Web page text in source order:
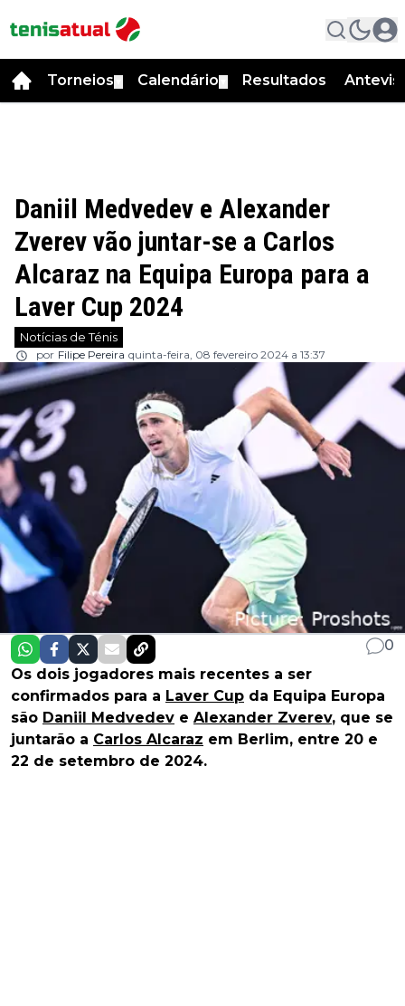
Torneios Calendário Resultados
Daniil Medvedev e Alexander
Zverev vão juntar-se a Carlos
Alcaraz na Equipa Europa para a
Laver Cup 2024
Notícias de Ténis
por Filipe Pereira quinta-feira, 08 fevereiro 2024 a 13:37
0
Os dois jogadores mais recentes a ser
confirmados para a Laver Cup da Equipa Europa
são Daniil Medvedev e Alexander Zverev, que se
juntarão a Carlos Alcaraz em Berlim, entre 20 e
22 de setembro de 2024.